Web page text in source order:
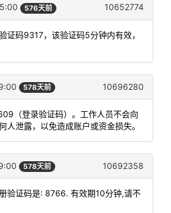
576天前 10652774
证码9317，该验证码5分钟内有效，
578天前 10696280
（登录验证码）。工作人员不会向
人泄露，以免造成账户或资金损失。
578天前 10692358
册验证码是: 8766. 有效期10分钟,请不